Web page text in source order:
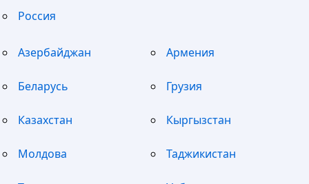
Россия
Азербайджан Армения
Беларусь Грузия
Казахстан Кыргызстан
Молдова Таджикистан